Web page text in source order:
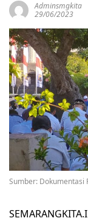
Adminsmgkita
29/06/2023
Sumber: Dokumentasi